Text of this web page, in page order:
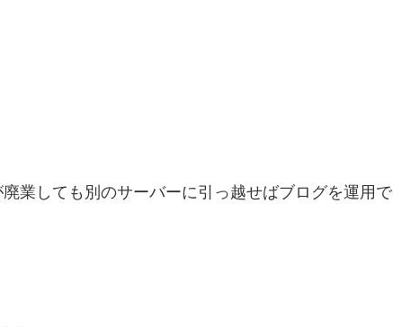
業しても別のサーバーに引っ越せばブログを運用で